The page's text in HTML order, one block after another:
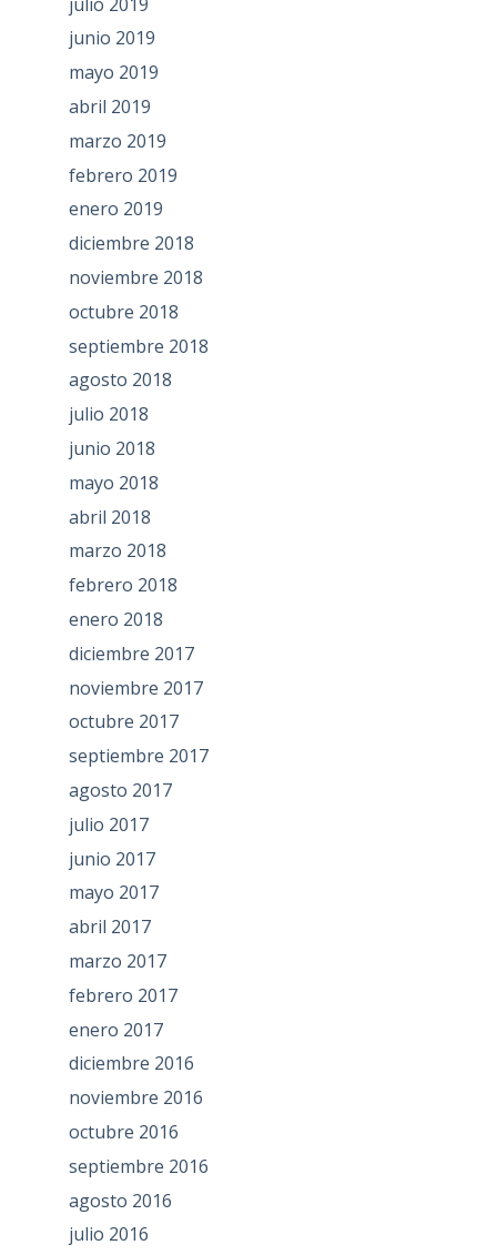
junio 2019
mayo 2019
abril 2019
marzo 2019
febrero 2019
enero 2019
diciembre 2018
noviembre 2018
octubre 2018
septiembre 2018
agosto 2018
julio 2018
junio 2018
mayo 2018
abril 2018
marzo 2018
febrero 2018
enero 2018
diciembre 2017
noviembre 2017
octubre 2017
septiembre 2017
agosto 2017
julio 2017
junio 2017
mayo 2017
abril 2017
marzo 2017
febrero 2017
enero 2017
diciembre 2016
noviembre 2016
octubre 2016
septiembre 2016
agosto 2016
julio 2016